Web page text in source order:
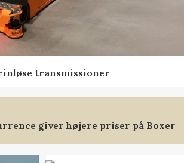
transmissioner
giver højere priser på Boxer